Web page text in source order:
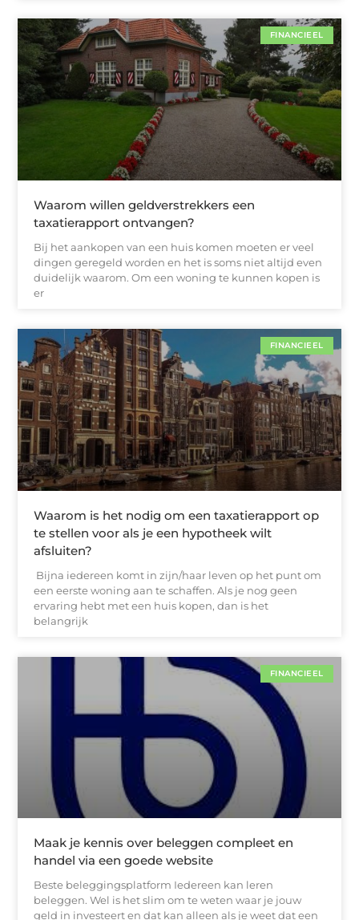
FINANCIEEL
Waarom willen geldverstrekkers een
taxatierapport ontvangen?
Bij het aankopen van een huis komen moeten er veel
dingen geregeld worden en het is soms niet altijd even
duidelijk waarom. Om een woning te kunnen kopen is
er
FINANCIEEL
Waarom is het nodig om een taxatierapport op
te stellen voor als je een hypotheek wilt
afsluiten?
Bijna iedereen komt in zijn/haar leven op het punt om
een eerste woning aan te schaffen. Als je nog geen
ervaring hebt met een huis kopen, dan is het
belangrijk
FINANCIEEL
Maak je kennis over beleggen compleet en
handel via een goede website
Beste beleggingsplatform Iedereen kan leren
beleggen. Wel is het slim om te weten waar je jouw
geld in investeert en dat kan alleen als je weet dat een